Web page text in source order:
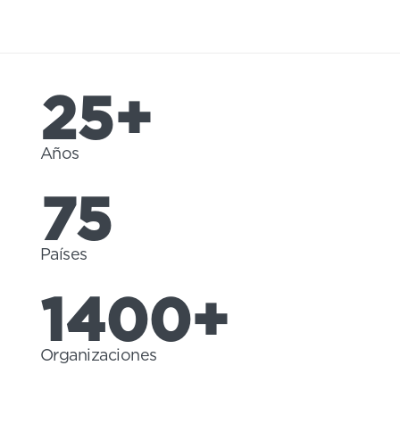
25+
Años
75
Países
1400+
Organizaciones